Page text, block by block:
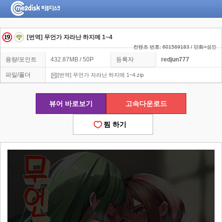
[번역] 무언가 자라난 하지메 1~4
컨텐츠 번호: 601569183 / 만화>성인
용량/포인트 432.87MB / 50P 등록자 redjun777
파일/폴더 [번역] 무언가 자라난 하지메 1~4.zip
뷰어 바로보기 고속다운로드
찜 하기